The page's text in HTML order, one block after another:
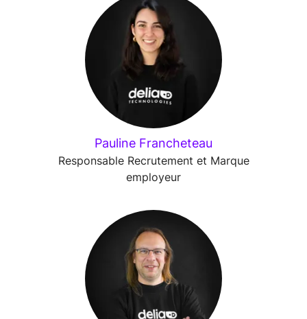
Pauline Francheteau
Responsable Recrutement et Marque
employeur